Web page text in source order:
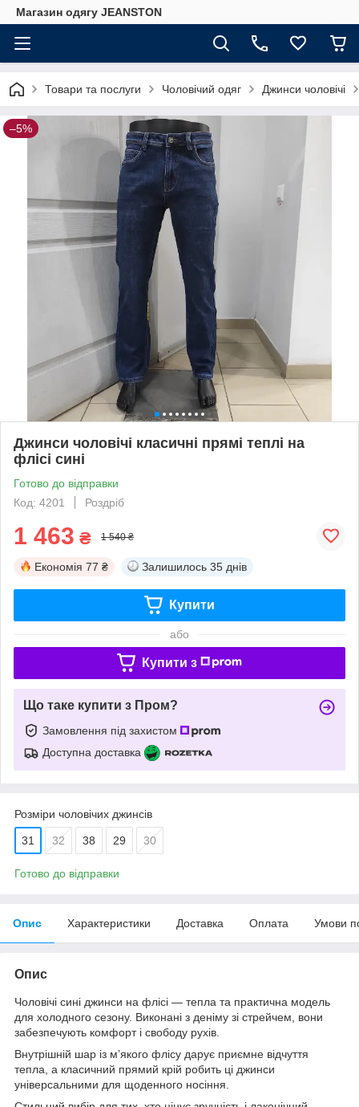
Магазин одягу JEANSTON
Товари та послуги Чоловічий одяг Джинси чоловічі
–5%
Джинси чоловічі класичні прямі теплі на
флісі сині
Готово до відправки
Код: 4201
Роздріб
1 463 ₴ 1 540 ₴
Економія 77 ₴ Залишилось 35 днів
Купити
або
Купити з
Що таке купити з Пром?
Замовлення під захистом
Доступна доставка
Розміри чоловічих джинсів
31 32 38 29 30
Готово до відправки
Опис Характеристики Доставка Оплата Умови
Опис
Чоловічі сині джинси на флісі — тепла та практична модель
для холодного сезону. Виконані з деніму зі стрейчем, вони
забезпечують комфорт і свободу рухів.
Внутрішній шар із м’якого флісу дарує приємне відчуття
тепла, а класичний прямий крій робить ці джинси
універсальними для щоденного носіння.